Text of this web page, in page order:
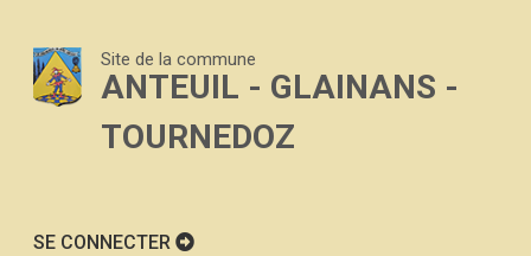
Site de la commune
ANTEUIL - GLAINANS -
TOURNEDOZ
SE CONNECTER